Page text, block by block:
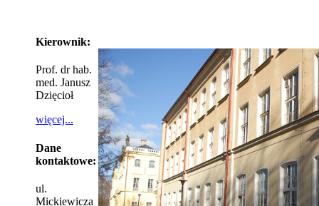
Kierownik:
Prof. dr hab.
med. Janusz
Dzięcioł
więcej...
Dane
kontaktowe:
ul.
Mickiewicza